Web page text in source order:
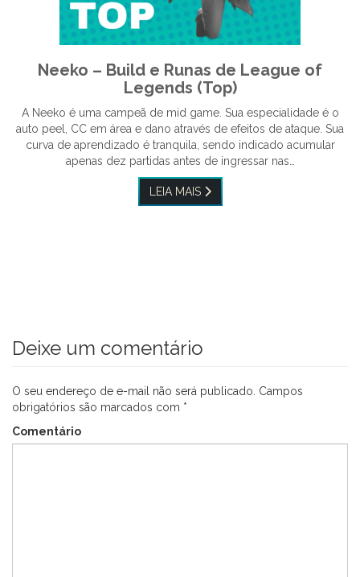
Neeko – Build e Runas de League of
Legends (Top)
A Neeko é uma campeã de mid game. Sua especialidade é o
auto peel, CC em área e dano através de efeitos de ataque. Sua
curva de aprendizado é tranquila, sendo indicado acumular
apenas dez partidas antes de ingressar nas…
LEIA MAIS
Deixe um comentário
O seu endereço de e-mail não será publicado. Campos
obrigatórios são marcados com *
Comentário